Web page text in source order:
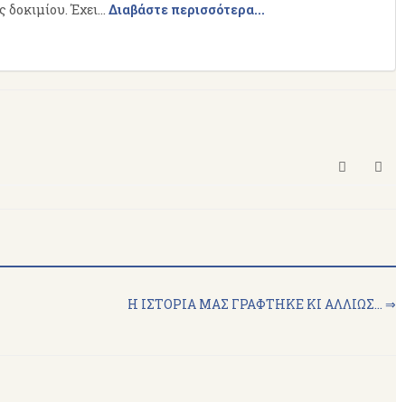
Έχει... Διαβάστε περισσότερα...
Η ΙΣΤΟΡΙΑ ΜΑΣ ΓΡΑΦΤΗΚΕ ΚΙ ΑΛΛΙΩΣ... ⇒